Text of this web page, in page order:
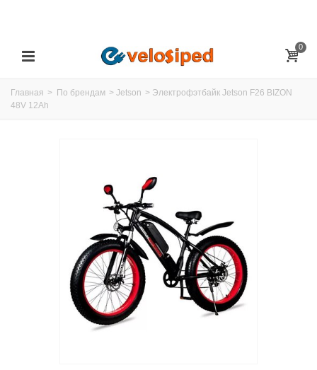
0
Главная > По брендам > Jetson > Электрофэтбайк Jetson F26 BIZON
48V 12Ah